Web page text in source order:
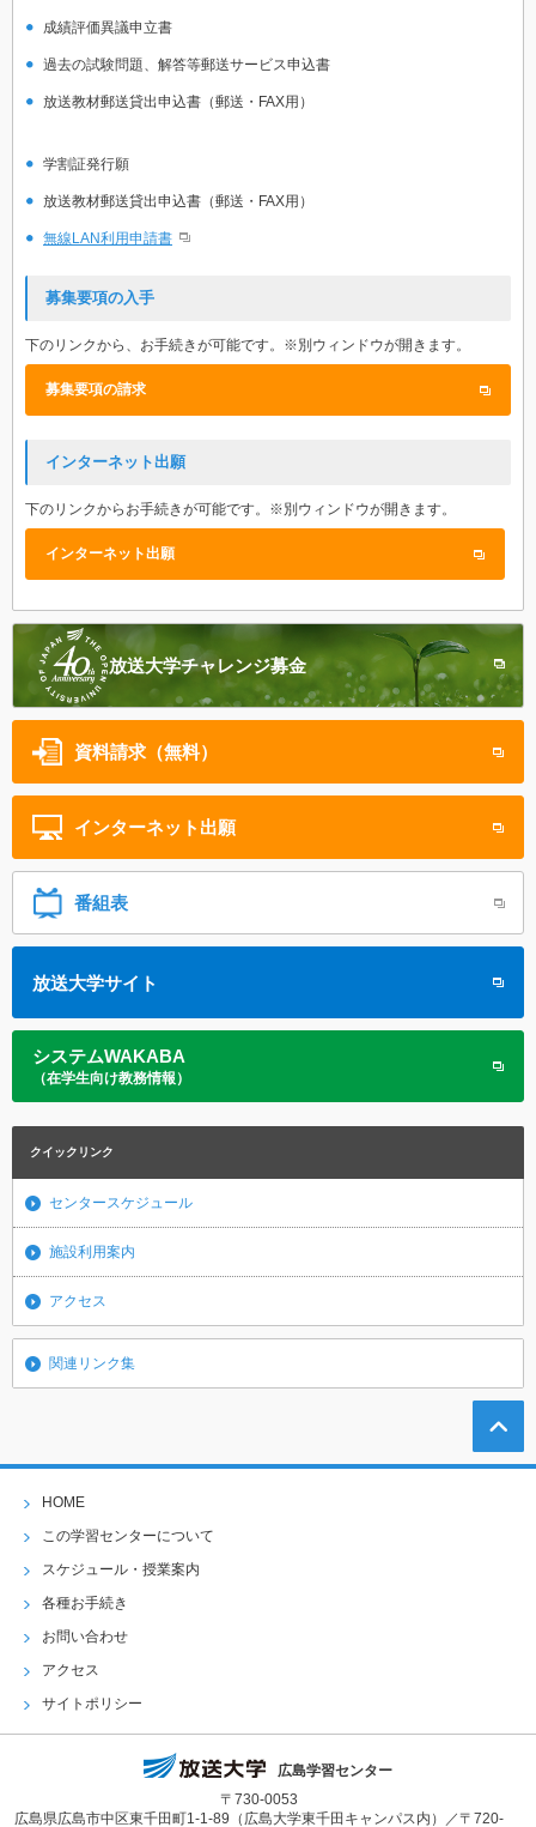
成績評価異議申立書
過去の試験問題、解答等郵送サービス申込書
放送教材郵送貸出申込書（郵送・FAX用）
学割証発行願
放送教材郵送貸出申込書（郵送・FAX用）
無線LAN利用申請書
募集要項の入手
下のリンクから、お手続きが可能です。※別ウィンドウが開きます。
募集要項の請求
インターネット出願
下のリンクからお手続きが可能です。※別ウィンドウが開きます。
インターネット出願
放送大学チャレンジ募金
資料請求（無料）
インターネット 出願
番組表
放送大学サイト
システムWAKABA
（在学生向け教務情報）
クイックリンク
センタースケジュール
施設利用案内
アクセス
関連リンク集
HOME
この学習センターについて
スケジュール・授業案内
各種お手続き
お問い合わせ
アクセス
サイトポリシー
広島学習センター
〒730-0053
広島県広島市中区東千田町1-1-89（広島大学東千田キャンパス内）／〒720-